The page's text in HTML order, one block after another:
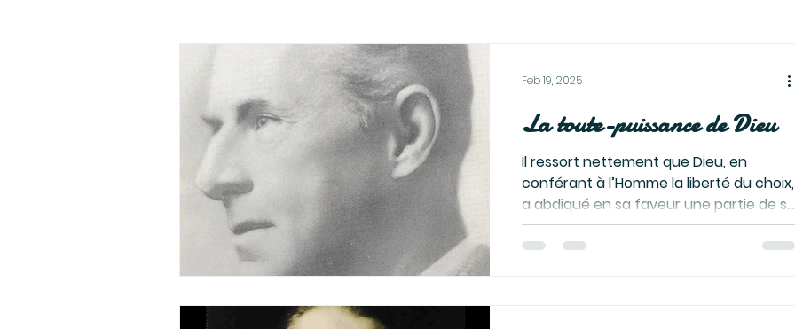
La toute-puissance de Dieu
Il ressort nettement que Dieu, en
conférant à l’Homme la liberté du choix,
a abdiqué en sa faveur une partie de sa
toute-puissance. Comme...
Feb 19, 2025